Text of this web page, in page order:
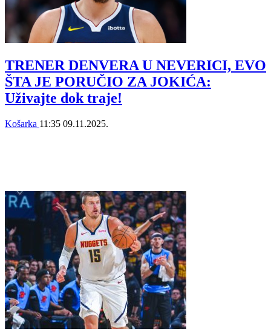
TRENER DENVERA U NEVERICI, EVO
ŠTA JE PORUČIO ZA JOKIĆA:
Uživajte dok traje!
Košarka 11:35 09.11.2025.